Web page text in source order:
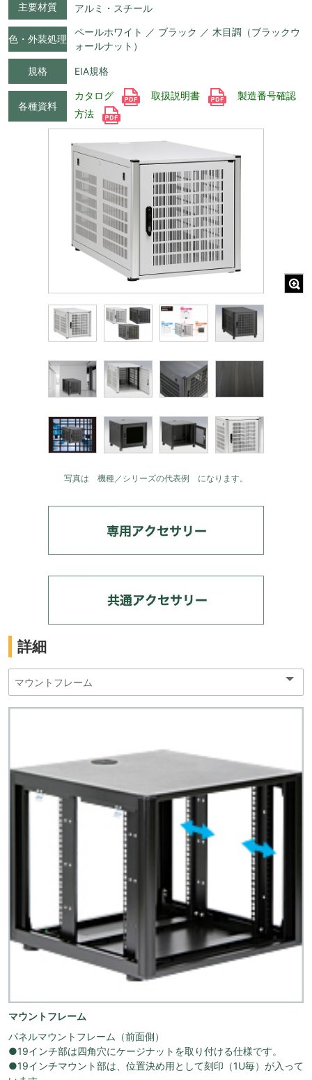
主要材質 アルミ・スチール
色・外装処理
ペールホワイト ／ ブラック ／ 木目調（ブラックウ
ォールナット）
規格 EIA規格
各種資料
カタログ 取扱説明書
製造番号確認
方法
写真は 機種／シリーズの代表例 になります。
詳細
マウントフレーム
パネルマウントフレーム（前面側）
●19インチ部は四角穴にケージナットを取り付ける仕様です。
●19インチマウント部は、位置決め用として刻印（1U毎）が入って